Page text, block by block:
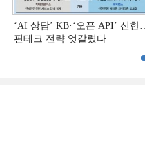
‘AI 상담’ KB·‘오픈 API’ 신한…
핀테크 전략 엇갈렸다